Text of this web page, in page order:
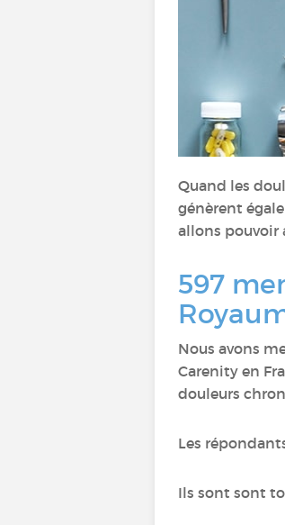
Quand les
génèrent
allons pouvoir
597
Nous avons
Carenity en
douleurs
Les
Ils sont sont